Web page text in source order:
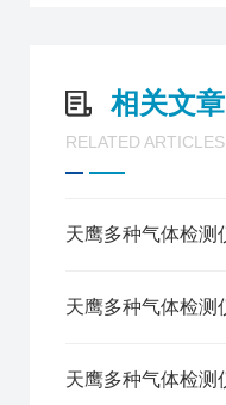
相关文章
RELATED ARTICLES